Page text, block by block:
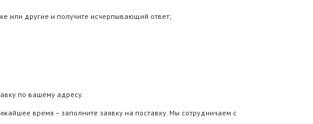
или другие и получите исчерпывающий ответ;
по вашему адресу.
время – заполните заявку на поставку. Мы сотрудничаем с